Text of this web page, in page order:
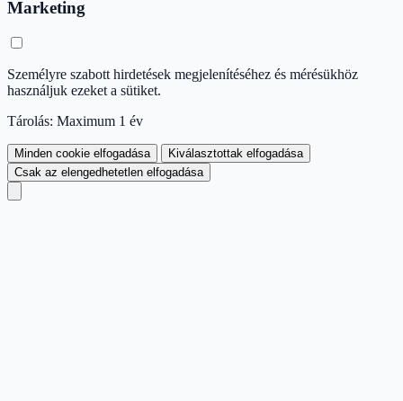
Marketing
Személyre szabott hirdetések megjelenítéséhez és mérésükhöz
használjuk ezeket a sütiket.
Tárolás: Maximum 1 év
Minden cookie elfogadása
Kiválasztottak elfogadása
Csak az elengedhetetlen elfogadása